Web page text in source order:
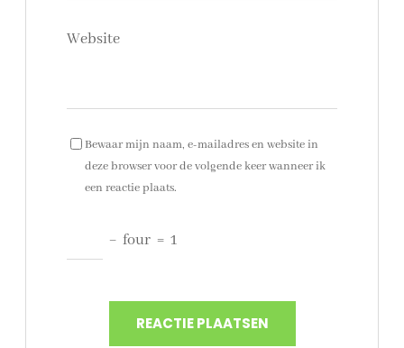
Website
Bewaar mijn naam, e-mailadres en website in
deze browser voor de volgende keer wanneer ik
een reactie plaats.
− four = 1